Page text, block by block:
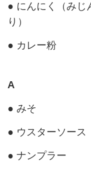
● にんにく（みじ
り）
● カレー粉
A
● みそ
● ウスターソース
● ナンプラー